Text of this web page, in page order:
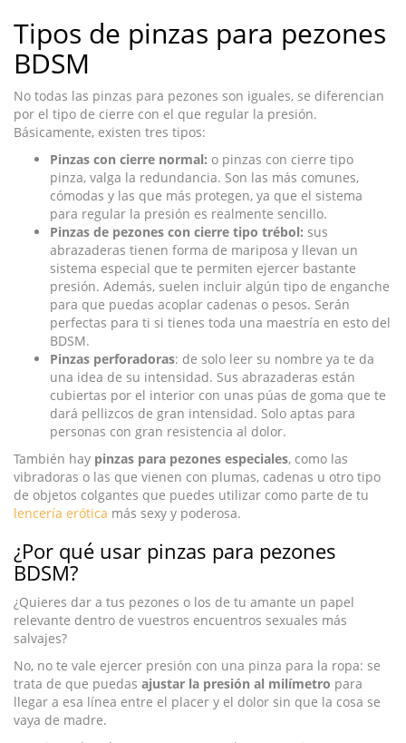
Tipos de pinzas para pezones
BDSM
No todas las pinzas para pezones son iguales, se diferencian
por el tipo de cierre con el que regular la presión.
Básicamente, existen tres tipos:
Pinzas con cierre normal: o pinzas con cierre tipo
pinza, valga la redundancia. Son las más comunes,
cómodas y las que más protegen, ya que el sistema
para regular la presión es realmente sencillo.
Pinzas de pezones con cierre tipo trébol: sus
abrazaderas tienen forma de mariposa y llevan un
sistema especial que te permiten ejercer bastante
presión. Además, suelen incluir algún tipo de enganche
para que puedas acoplar cadenas o pesos. Serán
perfectas para ti si tienes toda una maestría en esto del
BDSM.
Pinzas perforadoras: de solo leer su nombre ya te da
una idea de su intensidad. Sus abrazaderas están
cubiertas por el interior con unas púas de goma que te
dará pellizcos de gran intensidad. Solo aptas para
personas con gran resistencia al dolor.
También hay pinzas para pezones especiales, como las
vibradoras o las que vienen con plumas, cadenas u otro tipo
de objetos colgantes que puedes utilizar como parte de tu
lencería erótica más sexy y poderosa.
¿Por qué usar pinzas para pezones
BDSM?
¿Quieres dar a tus pezones o los de tu amante un papel
relevante dentro de vuestros encuentros sexuales más
salvajes?
No, no te vale ejercer presión con una pinza para la ropa: se
trata de que puedas ajustar la presión al milímetro para
llegar a esa línea entre el placer y el dolor sin que la cosa se
vaya de madre.